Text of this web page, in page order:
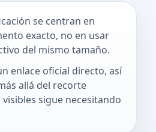
se centran en
exacto, no en usar
del mismo tamaño.
enlace oficial directo, así
allá del recorte
sigue necesitando